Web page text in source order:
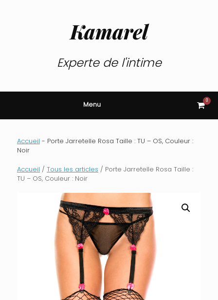
Kamarel
Experte de l'intime
Menu View
cart
0
Accueil - Porte Jarretelle Rosa Taille : TU – OS, Couleur :
Noir
Accueil / Tous les articles / Porte Jarretelle Rosa Taille :
TU – OS, Couleur : Noir